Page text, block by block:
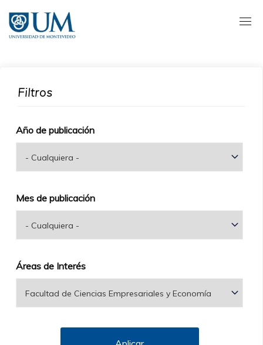
contenido
principal
Filtros
Áreas de Interés
Año de publicación
Mes de publicación